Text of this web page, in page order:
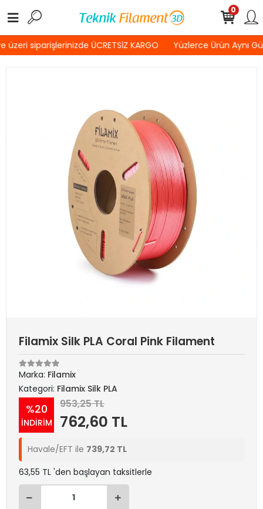
siparişlerinizde ÜCRETSİZ KARGO Yüzlerce Ürün Aynı
0
Filamix Silk PLA Coral Pink Filament
Marka: Filamix
Kategori: Filamix Silk PLA
%20
İNDİRİM
953,25 TL
762,60 TL
Havale/EFT ile 739,72 TL
63,55 TL 'den başlayan taksitlerle